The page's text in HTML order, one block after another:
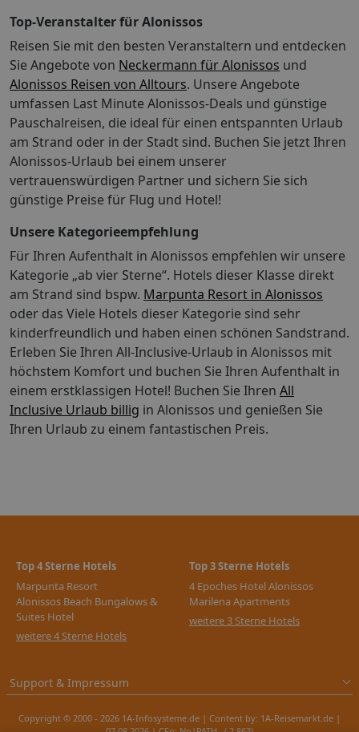
Top-Veranstalter für Alonissos
Reisen Sie mit den besten Veranstaltern und entdecken
Sie Angebote von Neckermann für Alonissos und
Alonissos Reisen von Alltours. Unsere Angebote
umfassen Last Minute Alonissos-Deals und günstige
Pauschalreisen, die ideal für einen entspannten Urlaub
am Strand oder in der Stadt sind. Buchen Sie jetzt Ihren
Alonissos-Urlaub bei einem unserer
vertrauenswürdigen Partner und sichern Sie sich
günstige Preise für Flug und Hotel!
Unsere Kategorieempfehlung
Für Ihren Aufenthalt in Alonissos empfehlen wir unsere
Kategorie „ab vier Sterne“. Hotels dieser Klasse direkt
am Strand sind bspw. Marpunta Resort in Alonissos
oder das Viele Hotels dieser Kategorie sind sehr
kinderfreundlich und haben einen schönen Sandstrand.
Erleben Sie Ihren All-Inclusive-Urlaub in Alonissos mit
höchstem Komfort und buchen Sie Ihren Aufenthalt in
einem erstklassigen Hotel! Buchen Sie Ihren All
Inclusive Urlaub billig in Alonissos und genießen Sie
Ihren Urlaub zu einem fantastischen Preis.
Top 4 Sterne Hotels
Marpunta Resort
Alonissos Beach Bungalows &
Suites Hotel
weitere 4 Sterne Hotels
Top 3 Sterne Hotels
4 Epoches Hotel Alonissos
Marilena Apartments
weitere 3 Sterne Hotels
Support & Impressum
Copyright © 2000 - 2026 1A-Infosysteme.de | Content by: 1A-Reisemarkt.de |